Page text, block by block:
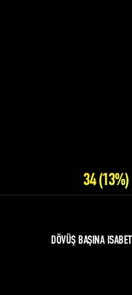
34(13%)
DÖVÜŞ BAŞINA